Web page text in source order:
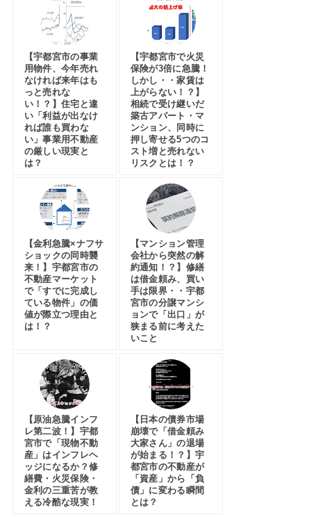
【宇都宮市の事業
用物件、今年売れ
なければ来年はも
っと売れな
い！？】住宅と違
い「利益が出なけ
れば誰も買わな
い」事業用不動産
の厳しい現実と
は？
【宇都宮市で火災
保険が3倍に急騰！
しかし・・家賃は
上がらない！？】
相続で受け継いだ
築古アパート・マ
ンション、同時に
押し寄せる5つのコ
スト増と売れない
リスクとは！？
【金利急騰×ナフサ
ショックの同時襲
来！】宇都宮市の
不動産マーケット
で「すでに完成し
ている物件」の価
値が際立つ理由と
は！？
【マンション管理
会社から突然の解
約通知！？】修繕
は借金頼み、買い
手は限界・・宇都
宮市の分譲マンシ
ョンで「出口」が
狭まる前に考えた
いこと
【原油急騰インフ
レ第二波！】宇都
宮市で「現物不動
産」はインフレヘ
ッジになるか？修
繕費・火災保険・
金利の三重苦が教
える冷酷な現実！
【日本の債券市場
崩壊で「借金頼み
大家さん」の退場
が始まる！？】宇
都宮市の不動産が
「資産」から「負
債」に変わる瞬間
とは？